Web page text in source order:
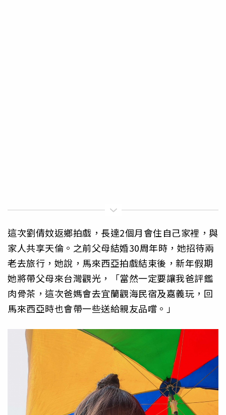
這次劉倩妏返鄉拍戲，長達2個月會住自己家裡，與
家人共享天倫。之前父母結婚30周年時，她招待兩
老去旅行，她說，馬來西亞拍戲結束後，新年假期
她將帶父母來台灣觀光，「當然一定要讓我爸評鑑
肉骨茶，這次爸媽會去宜蘭觀海民宿及嘉義玩，回
馬來西亞時也會帶一些送給親友品嚐。」